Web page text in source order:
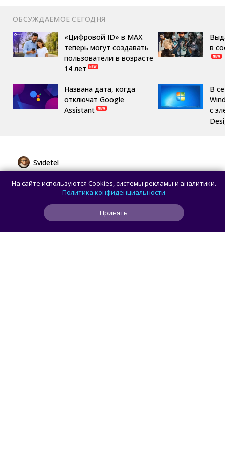
ОБСУЖДАЕМОЕ СЕГОДНЯ
«Цифровой ID» в MAX
теперь могут создавать
пользователи в возрасте
14 лет
Названа дата, когда
отключат Google
Assistant
в
В
с
Svidetel
Huawei представила MatePad Pro 12" 2026
с OLED-дисплеем и батареей 10 400 мА·ч
На сайте используются Cookies, системы рекламы и аналитики.
Политика конфиденциальности
Принять